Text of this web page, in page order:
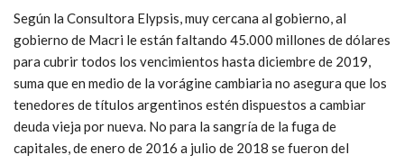
Según la Consultora Elypsis, muy cercana al gobierno, al
gobierno de Macri le están faltando 45.000 millones de dólares
para cubrir todos los vencimientos hasta diciembre de 2019,
suma que en medio de la vorágine cambiaria no asegura que los
tenedores de títulos argentinos estén dispuestos a cambiar
deuda vieja por nueva. No para la sangría de la fuga de
capitales, de enero de 2016 a julio de 2018 se fueron del